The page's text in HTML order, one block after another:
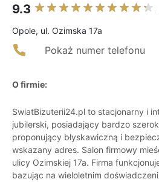
9.3
Opole, ul. Ozimska 17a
Pokaż numer telefonu
O firmie:
SwiatBizuterii24.pl to stacjonarny i
jubilerski, posiadający bardzo
proponujący błyskawiczną i
wskazany adres. Salon firmowy
ulicy Ozimskiej 17a. Firma
bazując na wieloletnim